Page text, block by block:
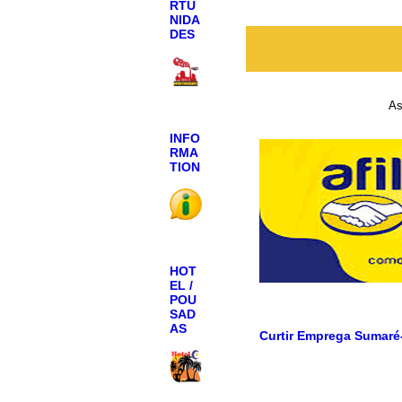
Curtir Emprega
RTU
NIDA
DES
INFO
RMA
TION
HOT
EL /
POU
SAD
AS